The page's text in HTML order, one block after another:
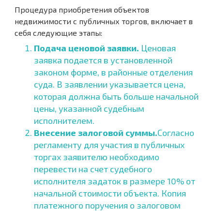
Процедура приобретения объектов
недвижимости с публичных торгов, включает в
себя следующие этапы:
Подача ценовой заявки. Ценовая
заявка подается в установленной
законом форме, в районные отделения
суда. В заявлении указывается цена,
которая должна быть больше начальной
цены, указанной судебным
исполнителем.
Внесение залоговой суммы.Согласно
регламенту для участия в публичных
торгах заявителю необходимо
перевести на счет судебного
исполнителя задаток в размере 10% от
начальной стоимости объекта. Копия
платежного поручения о залоговом